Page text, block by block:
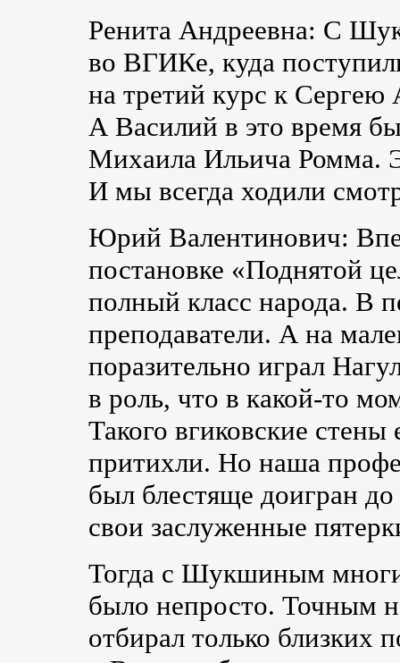
Ренита Андреевна: С
во ВГИКе, куда
на третий курс к Сергею
А Василий в это время
Михаила Ильича Ромма.
И мы всегда ходили
Юрий Валентинович:
постановке «Поднятой
полный класс народа. В
преподаватели. А на
поразительно играл
в роль, что в какой-то
Такого вгиковские
притихли. Но наша
был блестяще доигран
свои заслуженные
Тогда с Шукшиным
было непросто. Точным
отбирал только близких